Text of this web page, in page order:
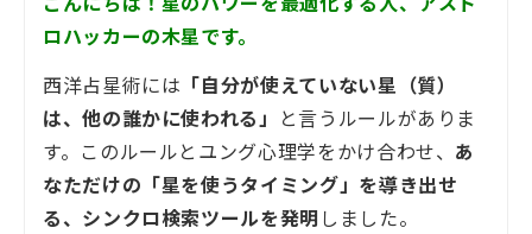
ロハッカーの木星です。
西洋占星術には 「自分が使えていない星（質）
は、他の誰かに使われる」 と言うルールがありま
す。このルールとユング心理学をかけ合わせ、 あ
なただけの「星を使うタイミング」を導き出せ
る、シンクロ検索ツールを発明 しました。